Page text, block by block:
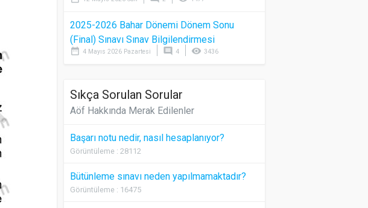
2025-2026 Bahar Dönemi Dönem Sonu
(Final) Sınavı Sınav Bilgilendirmesi
date_range 4 Mayıs 2026 Pazartesi comment 4 visibility 3436
Sıkça Sorulan Sorular
Aöf Hakkında Merak Edilenler
Başarı notu nedir, nasıl hesaplanıyor?
Görüntüleme : 28112
Bütünleme sınavı neden yapılmamaktadır?
Görüntüleme : 16475